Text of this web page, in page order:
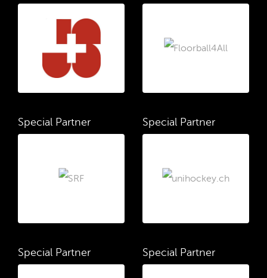
Special Partner Special Partner
Special Partner Special Partner